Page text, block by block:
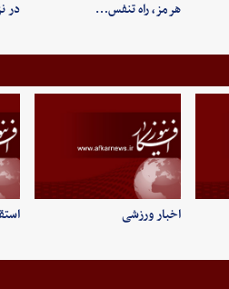
هرمز، راه تنفس…
در
اخبار ورزشی